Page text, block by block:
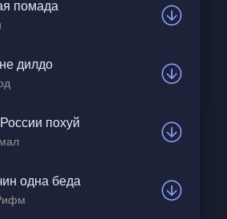
помада
дилдо
похуй
одна беда